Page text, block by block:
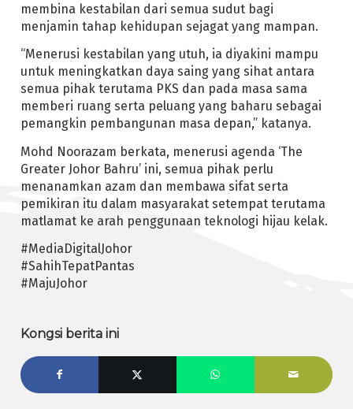
membina kestabilan dari semua sudut bagi
menjamin tahap kehidupan sejagat yang mampan.
“Menerusi kestabilan yang utuh, ia diyakini mampu
untuk meningkatkan daya saing yang sihat antara
semua pihak terutama PKS dan pada masa sama
memberi ruang serta peluang yang baharu sebagai
pemangkin pembangunan masa depan,” katanya.
Mohd Noorazam berkata, menerusi agenda ‘The
Greater Johor Bahru’ ini, semua pihak perlu
menanamkan azam dan membawa sifat serta
pemikiran itu dalam masyarakat setempat terutama
matlamat ke arah penggunaan teknologi hijau kelak.
#MediaDigitalJohor
#SahihTepatPantas
#MajuJohor
Kongsi berita ini